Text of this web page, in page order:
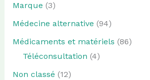
Marque (3)
Médecine alternative (94)
Médicaments et matériels (86)
Téléconsultation (4)
Non classé (12)